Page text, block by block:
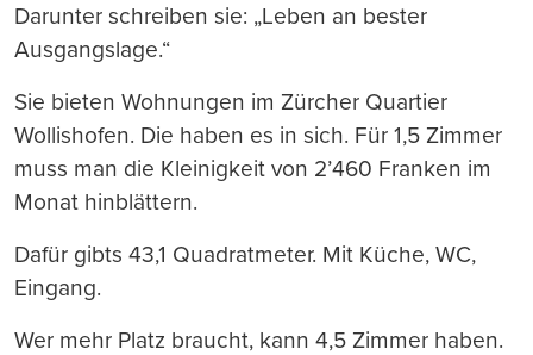
Darunter schreiben sie: „Leben an bester
Ausgangslage.“
Sie bieten Wohnungen im Zürcher Quartier
Wollishofen. Die haben es in sich. Für 1,5 Zimmer
muss man die Kleinigkeit von 2’460 Franken im
Monat hinblättern.
Dafür gibts 43,1 Quadratmeter. Mit Küche, WC,
Eingang.
Wer mehr Platz braucht, kann 4,5 Zimmer haben.